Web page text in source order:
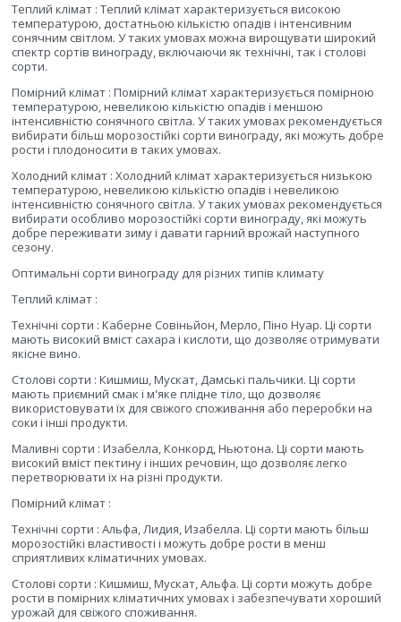
Теплий клімат : Теплий клімат характеризується високою
температурою, достатньою кількістю опадів і інтенсивним
сонячним світлом. У таких умовах можна вирощувати широкий
спектр сортів винограду, включаючи як технічні, так і столові
сорти.
Помірний клімат : Помірний клімат характеризується помірною
температурою, невеликою кількістю опадів і меншою
інтенсивністю сонячного світла. У таких умовах рекомендується
вибирати більш морозостійкі сорти винограду, які можуть добре
рости і плодоносити в таких умовах.
Холодний клімат : Холодний клімат характеризується низькою
температурою, невеликою кількістю опадів і невеликою
інтенсивністю сонячного світла. У таких умовах рекомендується
вибирати особливо морозостійкі сорти винограду, які можуть
добре переживати зиму і давати гарний врожай наступного
сезону.
Оптимальні сорти винограду для різних типів климату
Теплий клімат :
Технічні сорти : Каберне Совіньйон, Мерло, Піно Нуар. Ці сорти
мають високий вміст сахара і кислоти, що дозволяє отримувати
якісне вино.
Столові сорти : Кишмиш, Мускат, Дамські пальчики. Ці сорти
мають приємний смак і м'яке плідне тіло, що дозволяє
використовувати їх для свіжого споживання або переробки на
соки і інші продукти.
Маливні сорти : Изабелла, Конкорд, Ньютона. Ці сорти мають
високий вміст пектину і інших речовин, що дозволяє легко
перетворювати їх на різні продукти.
Помірний клімат :
Технічні сорти : Альфа, Лидия, Изабелла. Ці сорти мають більш
морозостійкі властивості і можуть добре рости в менш
сприятливих кліматичних умовах.
Столові сорти : Кишмиш, Мускат, Альфа. Ці сорти можуть добре
рости в помірних кліматичних умовах і забезпечувати хороший
урожай для свіжого споживання.